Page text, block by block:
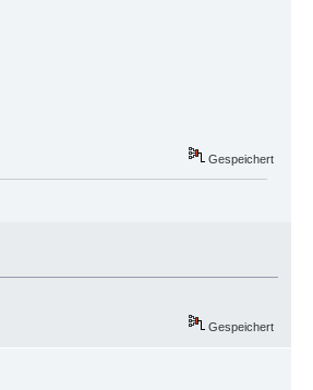
Gespeichert
Gespeichert